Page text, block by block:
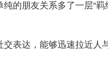
的朋友关系多了一层“羁
表达，能够迅速拉近人